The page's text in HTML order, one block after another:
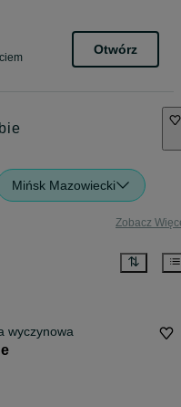
Otwórz
Mińsk Mazowiecki
Zobacz
wyczynowa